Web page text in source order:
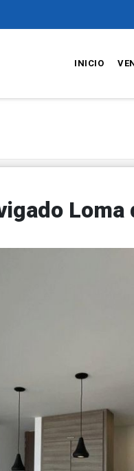
INICIO